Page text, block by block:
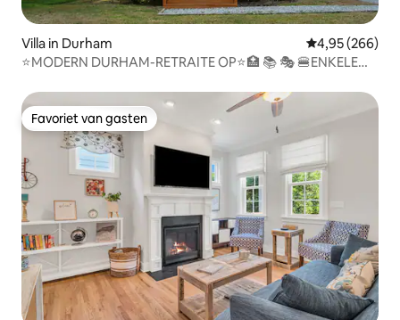
Villa in Durham Gemiddelde
4,95 (266)
⭐️MODERN DURHAM-RETRAITE OP⭐️🏥 📚 🎭 🍔ENKELE
Favoriet van gasten
Favoriet van gasten